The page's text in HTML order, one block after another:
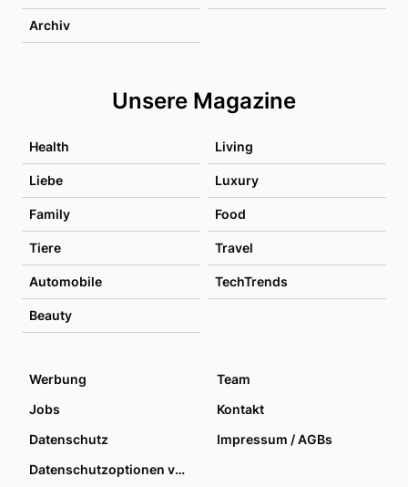
Archiv
Unsere Magazine
Health Living
Liebe Luxury
Family Food
Tiere Travel
Automobile TechTrends
Beauty
Werbung
Team
Jobs
Kontakt
Datenschutz
Impressum / AGBs
Datenschutzoptionen verwalten